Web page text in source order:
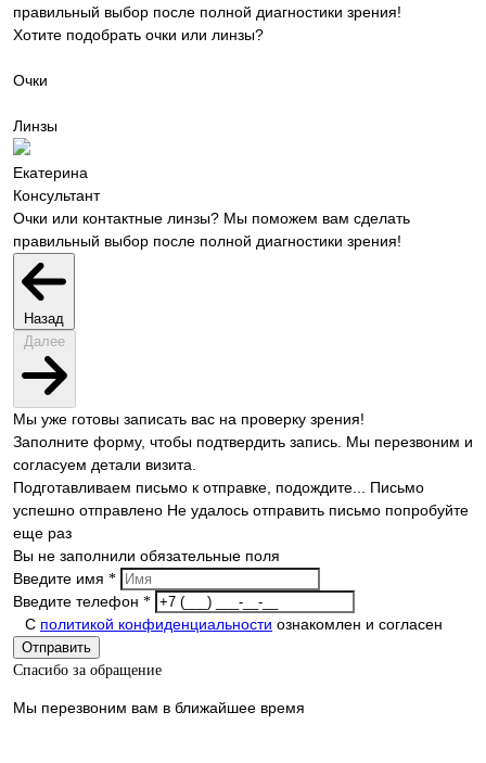
правильный выбор после полной диагностики зрения!
Хотите подобрать очки или линзы?
Очки
Линзы
Екатерина
Консультант
Очки или контактные линзы? Мы поможем вам сделать
правильный выбор после полной диагностики зрения!
Назад
Далее
Мы уже готовы записать вас на проверку зрения!
Заполните форму, чтобы подтвердить запись. Мы перезвоним и
согласуем детали визита.
Подготавливаем письмо к отправке, подождите...
Письмо
успешно отправлено Не удалось отправить письмо попробуйте
еще раз
Вы не заполнили обязательные поля
Введите имя *
Введите телефон *
С политикой конфиденциальности ознакомлен и согласен
Отправить
Спасибо за обращение
Мы перезвоним вам в ближайшее время